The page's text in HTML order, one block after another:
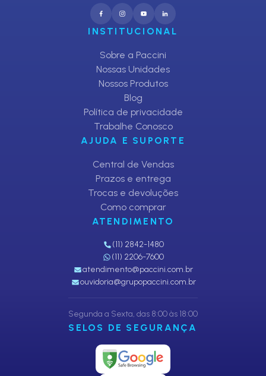
INSTITUCIONAL
Sobre a Paccini
Nossas Unidades
Nossos Produtos
Blog
Política de privacidade
Trabalhe Conosco
AJUDA E SUPORTE
Central de Vendas
Prazos e entrega
Trocas e devoluções
Como comprar
ATENDIMENTO
(11) 2842-1480
(11) 2206-7600
atendimento@paccini.com.br
ouvidoria@grupopaccini.com.br
Segunda a Sexta, das 8:00 às 18:00
SELOS DE SEGURANÇA